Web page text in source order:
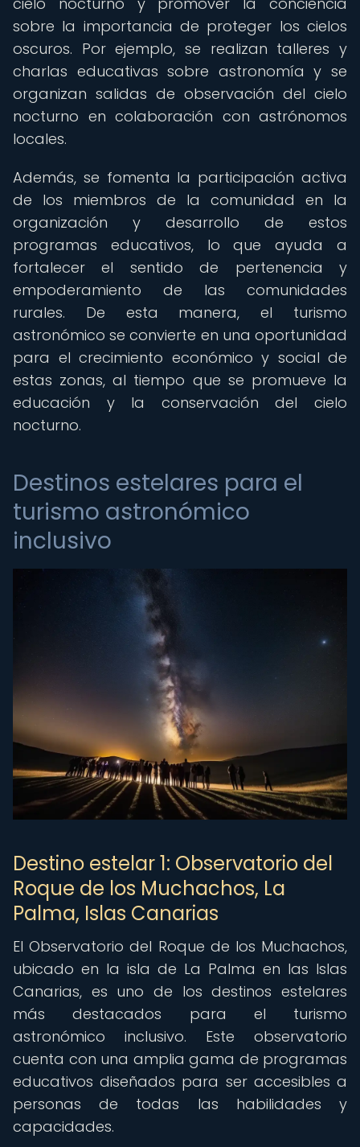
sobre la importancia de proteger los cielos
oscuros. Por ejemplo, se realizan talleres y
charlas educativas sobre astronomía y se
organizan salidas de observación del cielo
nocturno en colaboración con astrónomos
locales.
Además, se fomenta la participación activa
de los miembros de la comunidad en la
organización y desarrollo de estos
programas educativos, lo que ayuda a
fortalecer el sentido de pertenencia y
empoderamiento de las comunidades
rurales. De esta manera, el turismo
astronómico se convierte en una oportunidad
para el crecimiento económico y social de
estas zonas, al tiempo que se promueve la
educación y la conservación del cielo
nocturno.
Destinos estelares para el
turismo astronómico
inclusivo
Destino estelar 1: Observatorio del
Roque de los Muchachos, La
Palma, Islas Canarias
El Observatorio del Roque de los Muchachos,
ubicado en la isla de La Palma en las Islas
Canarias, es uno de los destinos estelares
más destacados para el turismo
astronómico inclusivo. Este observatorio
cuenta con una amplia gama de programas
educativos diseñados para ser accesibles a
personas de todas las habilidades y
capacidades.